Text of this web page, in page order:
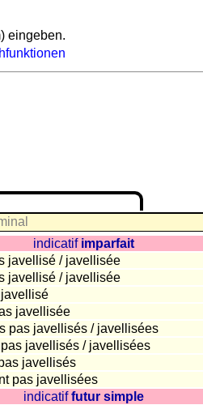
eingeben.
indicatif imparfait
javellisé / javellisée
javellisé / javellisée
javellisée
pas javellisés / javellisées
javellisés / javellisées
javellisés
pas javellisées
indicatiffutur simple